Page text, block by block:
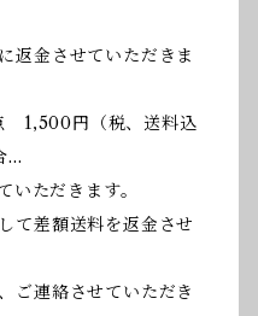
返金させていただきま
1,500円（税、送料込
…
ただきます。
て差額送料を返金させ
ご連絡させていただき